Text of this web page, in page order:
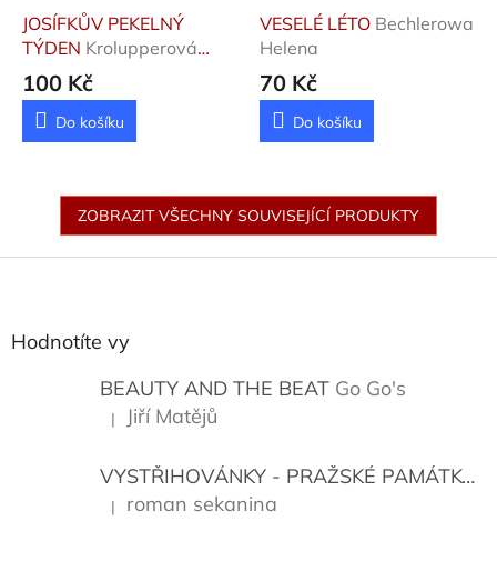
JOSÍFKŮV PEKELNÝ
TÝDEN Krolupperová
Daniela
100 Kč
Do košíku
VESELÉ LÉTO Bechlerowa
Helena
70 Kč
Do košíku
ZOBRAZIT VŠECHNY SOUVISEJÍCÍ PRODUKTY
Hodnotíte vy
BEAUTY AND THE BEAT Go Go's
Hodnocení produktu je 5 z 5 hvězdiček.
| Jiří Matějů
VYSTŘIHOVÁNKY - PRAŽSKÉ PAMÁTKY
Hodnocení produktu je 5 z 5 hvězdiček.
| roman sekanina